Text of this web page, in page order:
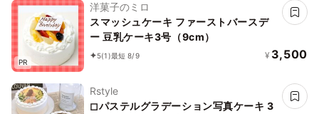
PR
洋菓子のミロ
スマッシュケーキ ファーストバースデ
ー 豆乳ケーキ3号（9cm）
5(1)最短 8/9 ¥ 3,500
Rstyle
◻︎パステルグラデーション写真ケーキ 3